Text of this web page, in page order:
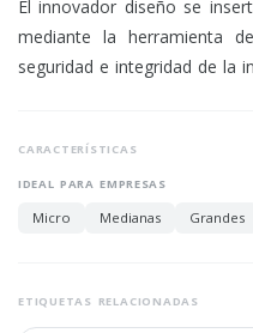
El innovador diseño se
mediante la herramienta
seguridad e integridad de la
CARACTERÍSTICAS
IDEAL PARA EMPRESAS
Micro Medianas Grandes
ETIQUETAS RELACIONADAS